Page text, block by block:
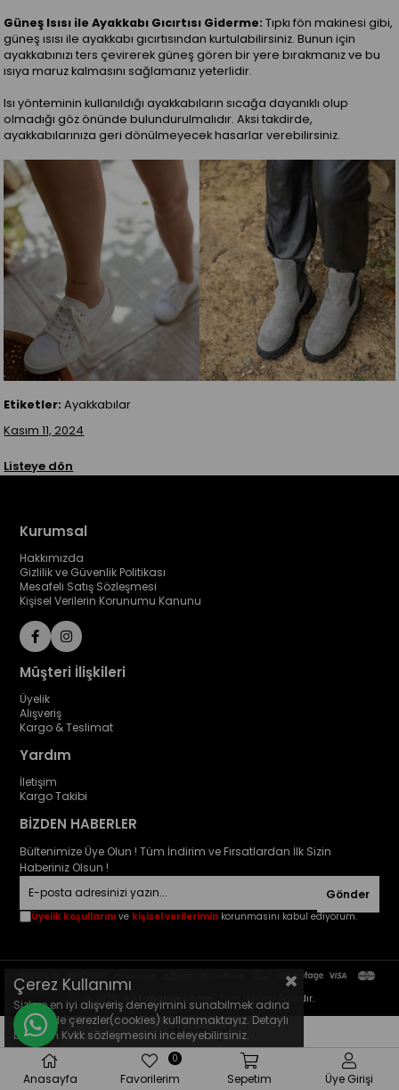
Güneş Isısı ile Ayakkabı Gıcırtısı Giderme: Tıpkı fön makinesi gibi,
güneş ısısı ile ayakkabı gıcırtısından kurtulabilirsiniz. Bunun için
ayakkabınızı ters çevirerek güneş gören bir yere bırakmanız ve bu
ısıya maruz kalmasını sağlamanız yeterlidir.
Isı yönteminin kullanıldığı ayakkabıların sıcağa dayanıklı olup
olmadığı göz önünde bulundurulmalıdır. Aksi takdirde,
ayakkabılarınıza geri dönülmeyecek hasarlar verebilirsiniz.
Etiketler: Ayakkabılar
Kasım 11, 2024
Listeye dön
Kurumsal
Hakkımızda
Gizlilik ve Güvenlik Politikası
Mesafeli Satış Sözleşmesi
Kişisel Verilerin Korunumu Kanunu
Müşteri İlişkileri
Üyelik
Alışveriş
Kargo & Teslimat
Yardım
İletişim
Kargo Takibi
BİZDEN HABERLER
Bültenimize Üye Olun ! Tüm İndirim ve Fırsatlardan İlk Sizin
Haberiniz Olsun !
Gönder
Üyelik koşullarını ve kişisel verilerimin korunmasını kabul ediyorum.
© 2025 eatalyshoes.com - Tüm Hakları Saklıdır.
Çerez Kullanımı
Sizlere en iyi alışveriş deneyimini sunabilmek adına
sitemizde çerezler(cookies) kullanmaktayız. Detaylı
bilgi için Kvkk sözleşmesini inceleyebilirsiniz.
Anasayfa Favorilerim
0
Sepetim Üye Girişi